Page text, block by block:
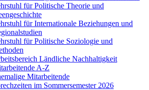
für Politische Theorie und
für Internationale Beziehungen und
für Politische Soziologie und
Ländliche Nachhaltigkeit
A-Z
Mitarbeitende
im Sommersemester 2026